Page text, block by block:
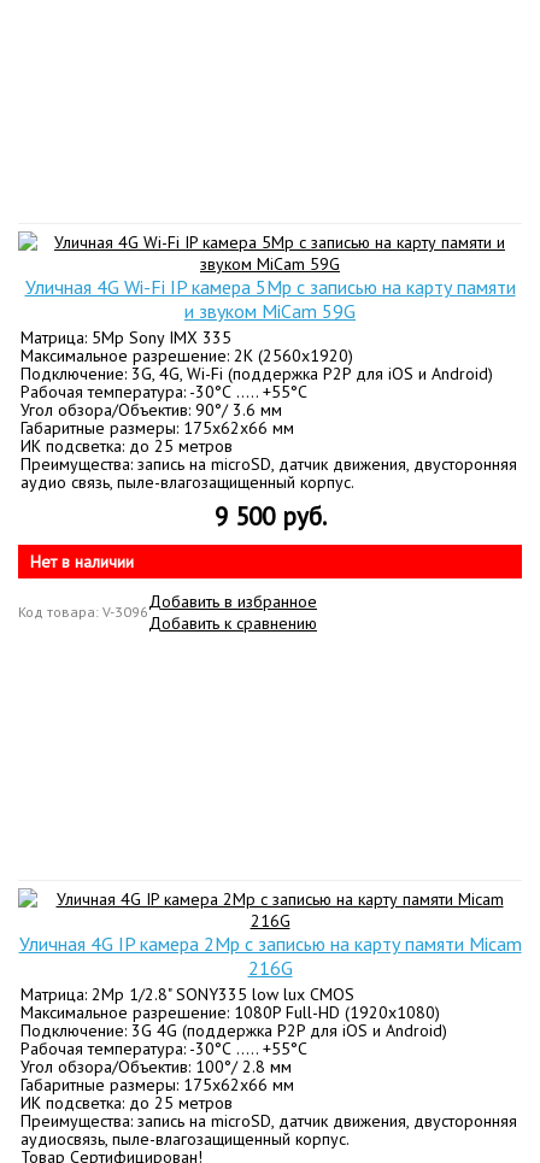
Уличная 4G Wi-Fi IP камера 5Mp c записью на карту памяти
и звуком MiCam 59G
Матрица: 5Mp Sony IMX 335
Максимальное разрешение: 2K (2560х1920)
Подключение: 3G, 4G, Wi-Fi (поддержка P2P для iOS и Android)
Рабочая температура: -30°С ….. +55°С
Угол обзора/Объектив: 90°/ 3.6 мм
Габаритные размеры: 175x62х66 мм
ИК подсветка: до 25 метров
Преимущества: запись на microSD, датчик движения, двусторонняя
аудио связь, пыле-влагозащищенный корпус.
9 500 руб.
Нет в наличии
Код товара: V-3096Добавить в избранное
Добавить к сравнению
Уличная 4G IP камера 2Mp c записью на карту памяти Micam
216G
Матрица: 2Mp 1/2.8" SONY335 low lux CMOS
Максимальное разрешение: 1080P Full-HD (1920x1080)
Подключение: 3G 4G (поддержка P2P для iOS и Android)
Рабочая температура: -30°С ….. +55°С
Угол обзора/Объектив: 100°/ 2.8 мм
Габаритные размеры: 175x62х66 мм
ИК подсветка: до 25 метров
Преимущества: запись на microSD, датчик движения, двусторонняя
аудиосвязь, пыле-влагозащищенный корпус.
Товар Сертифицирован!